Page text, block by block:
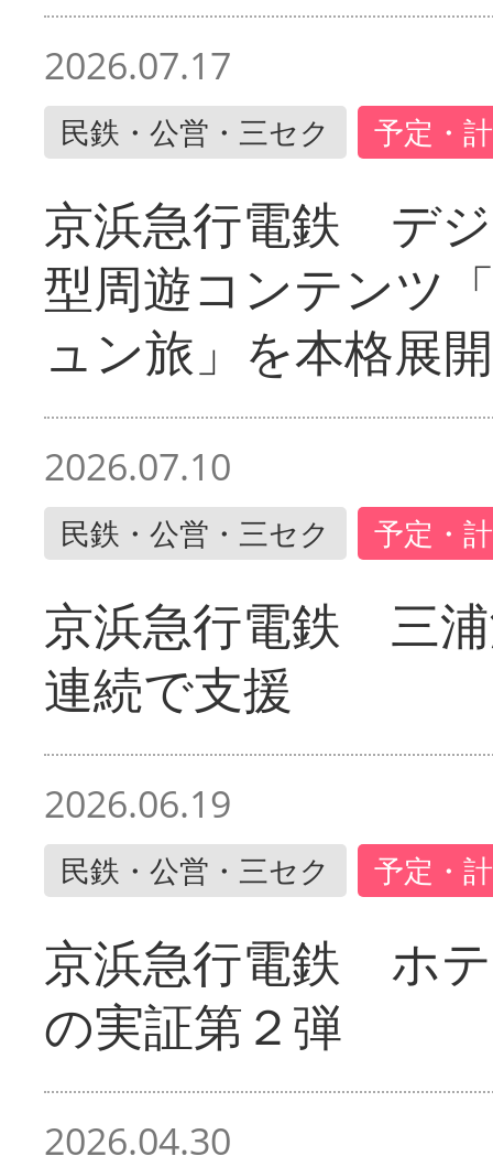
2026.07.17
民鉄・公営・三セク 予定・
京浜急行電鉄 デ
型周遊コンテンツ
ュン旅」を本格展開
2026.07.10
民鉄・公営・三セク 予定・
京浜急行電鉄 三
連続で支援
2026.06.19
民鉄・公営・三セク 予定・
京浜急行電鉄 ホ
の実証第２弾
2026.04.30